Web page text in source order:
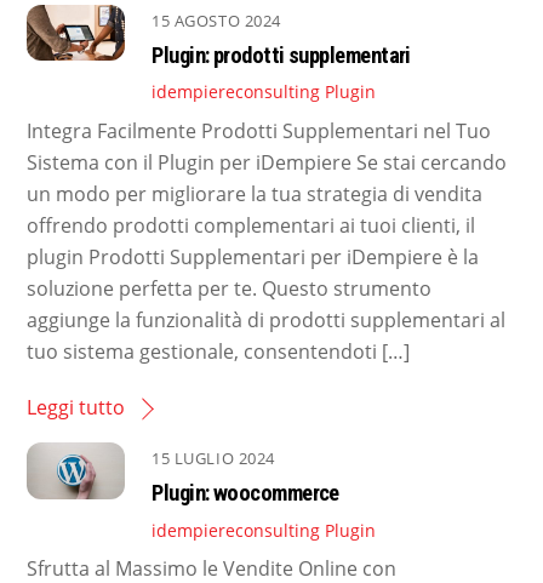
15 AGOSTO 2024
Plugin: prodotti supplementari
idempiereconsulting Plugin
Integra Facilmente Prodotti Supplementari nel Tuo
Sistema con il Plugin per iDempiere Se stai cercando
un modo per migliorare la tua strategia di vendita
offrendo prodotti complementari ai tuoi clienti, il
plugin Prodotti Supplementari per iDempiere è la
soluzione perfetta per te. Questo strumento
aggiunge la funzionalità di prodotti supplementari al
tuo sistema gestionale, consentendoti […]
Leggi tutto
15 LUGLIO 2024
Plugin: woocommerce
idempiereconsulting Plugin
Sfrutta al Massimo le Vendite Online con